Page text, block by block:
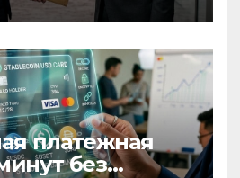
платежная
без